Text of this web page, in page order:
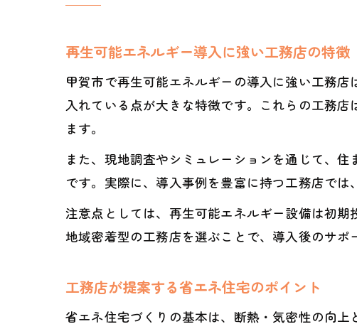
再生可能エネルギー導入に強い工務店の特徴
甲賀市で再生可能エネルギーの導入に強い工務
入れている点が大きな特徴です。これらの工務
ます。
また、現地調査やシミュレーションを通じて、
です。実際に、導入事例を豊富に持つ工務店で
注意点としては、再生可能エネルギー設備は初期
地域密着型の工務店を選ぶことで、導入後のサポ
工務店が提案する省エネ住宅のポイント
省エネ住宅づくりの基本は、断熱・気密性の向